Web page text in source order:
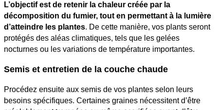
L’objectif est de retenir la chaleur créée par la
décomposition du fumier, tout en permettant à la lumière
d’atteindre les plantes. De cette manière, vos plants seront
protégés des aléas climatiques, tels que les gelées
nocturnes ou les variations de température importantes.
Semis et entretien de la couche chaude
Procédez ensuite aux semis de vos plantes selon leurs
besoins spécifiques. Certaines graines nécessitent d’être